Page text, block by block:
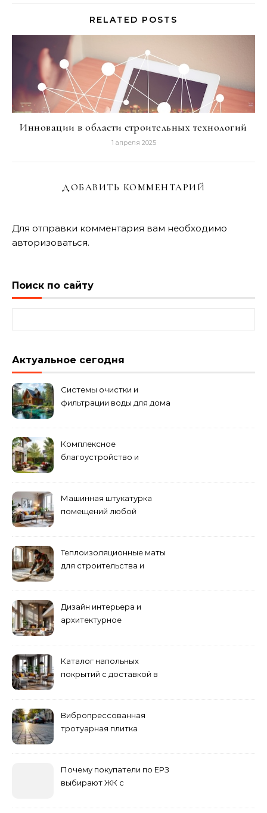
RELATED POSTS
Инновации в области строительных технологий
1 апреля 2025
ДОБАВИТЬ КОММЕНТАРИЙ
Для отправки комментария вам необходимо
авторизоваться.
Поиск по сайту
Актуальное сегодня
Системы очистки и
фильтрации воды для дома
Комплексное
благоустройство и
Машинная штукатурка
помещений любой
Теплоизоляционные маты
для строительства и
Дизайн интерьера и
архитектурное
Каталог напольных
покрытий с доставкой в
Вибропрессованная
тротуарная плитка
Почему покупатели по ЕРЗ
выбирают ЖК с